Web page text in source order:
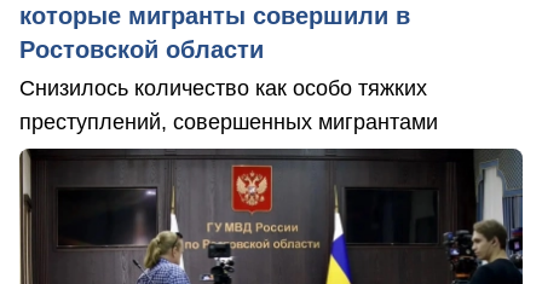
которые мигранты совершили в
Ростовской области
Снизилось количество как особо тяжких
преступлений, совершенных мигрантами